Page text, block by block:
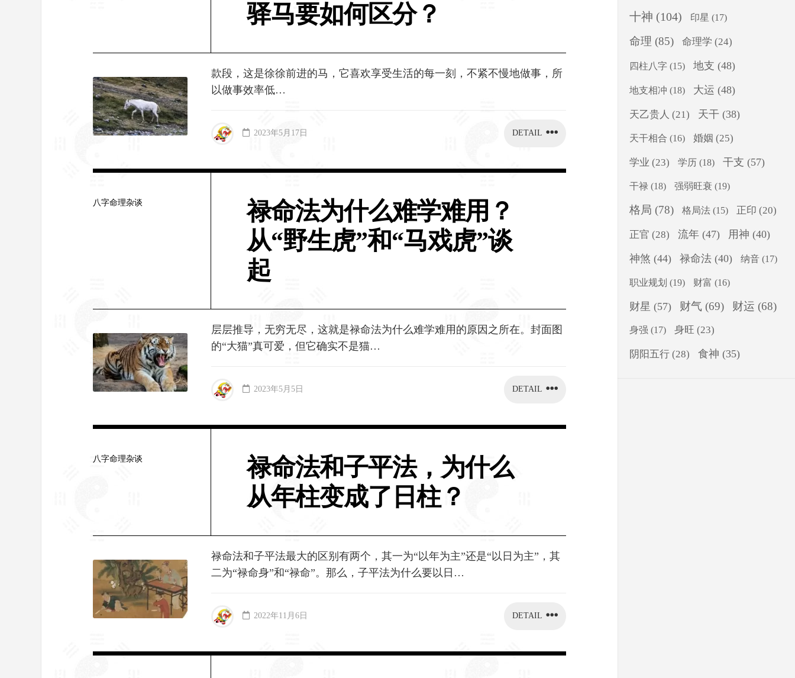
驿马要如何区分？
款段，这是徐徐前进的马，它喜欢享受生活的每一刻，不紧不慢地做事，所
以做事效率低…
DETAIL
2023年5月17日
八字命理杂谈
禄命法为什么难学难用​？
从“野生虎”和“马戏虎”谈
起
层层推导，无穷无尽，这就是禄命法为什么难学难用的原因之所在。封面图
的“大猫”真可爱，但它确实不是猫…
DETAIL
2023年5月5日
八字命理杂谈
禄命法和子平法，为什么
从年柱变成了日柱？
禄命法和子平法最大的区别有两个，其一为“以年为主”还是“以日为主”，其
二为“禄命身”和“禄命”。那么，子平法为什么要以日…
DETAIL
2022年11月6日
十神 (104) 印星 (17)
命理 (85) 命理学 (24)
四柱八字 (15) 地支 (48)
地支相冲 (18) 大运 (48)
天乙贵人 (21) 天干 (38)
天干相合 (16) 婚姻 (25)
学业 (23) 学历 (18) 干支 (57)
干禄 (18) 强弱旺衰 (19)
格局 (78) 格局法 (15) 正印 (20)
正官 (28) 流年 (47) 用神 (40)
神煞 (44) 禄命法 (40) 纳音 (17)
职业规划 (19) 财富 (16)
财星 (57) 财气 (69) 财运 (68)
身强 (17) 身旺 (23)
阴阳五行 (28) 食神 (35)